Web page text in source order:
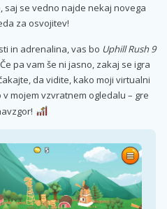
saj se vedno najde nekaj novega
za osvojitev!
in adrenalina, vas bo Uphill Rush 9
pa vam še ni jasno, zakaj se igra
da vidite, kako moji virtualni
mojem vzvratnem ogledalu – gre